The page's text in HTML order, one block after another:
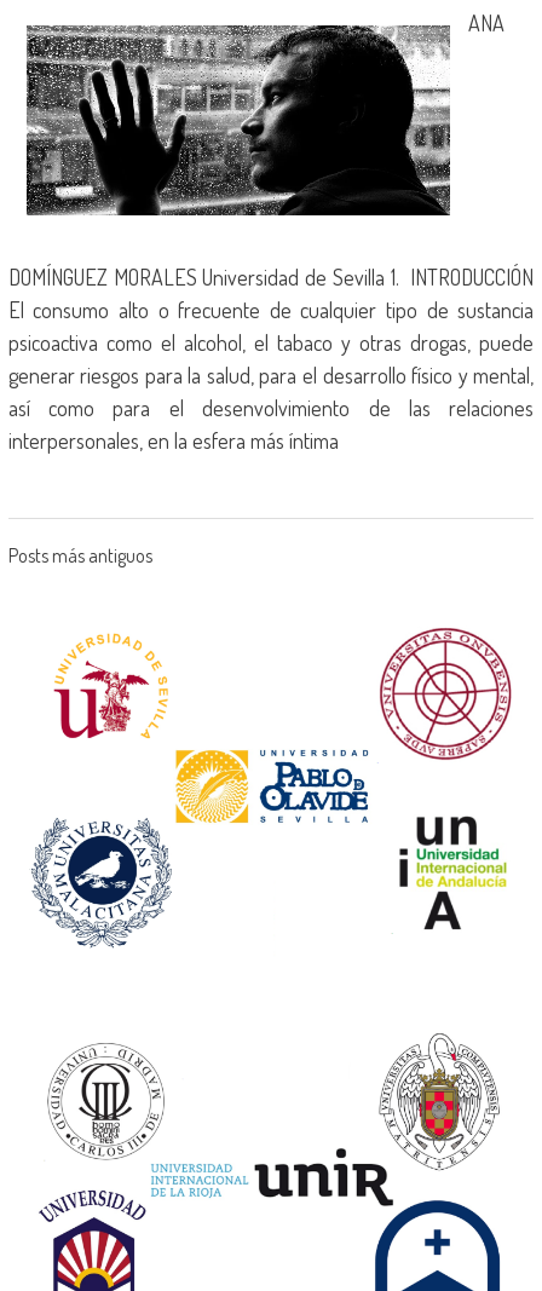
ANA
DOMÍNGUEZ MORALES Universidad de Sevilla 1. INTRODUCCIÓN
El consumo alto o frecuente de cualquier tipo de sustancia
psicoactiva como el alcohol, el tabaco y otras drogas, puede
generar riesgos para la salud, para el desarrollo físico y mental,
así como para el desenvolvimiento de las relaciones
interpersonales, en la esfera más íntima
Posts más antiguos